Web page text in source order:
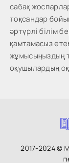
сабақ
тоқсандар
әртүрлі білім
қамтамасыз
жұмысыңыздың
оқушылардың
2017-2024 ©